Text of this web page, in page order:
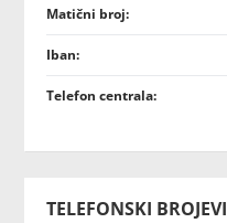
Matični broj:
Iban:
Telefon centrala:
TELEFONSKI BROJEVI